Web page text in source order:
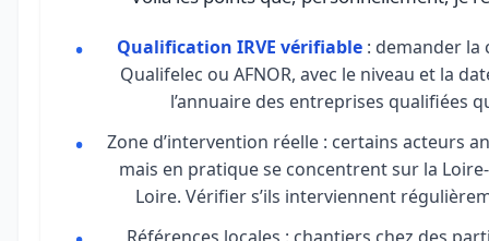
Qualification IRVE vérifiable : demander la
Qualifelec ou AFNOR, avec le niveau et la
l’annuaire des entreprises qualifiées
Zone d’intervention réelle : certains acteurs
mais en pratique se concentrent sur la
Loire. Vérifier s’ils interviennent
Références locales : chantiers chez des